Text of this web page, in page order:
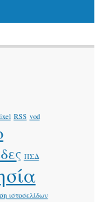
RSS vod
ΠΣΔ
ιστοσελίδων